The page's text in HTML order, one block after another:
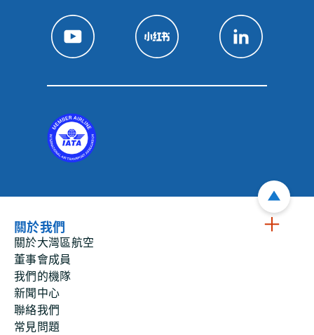
關於我們
關於大灣區航空
董事會成員
我們的機隊
新聞中心
聯絡我們
常見問題